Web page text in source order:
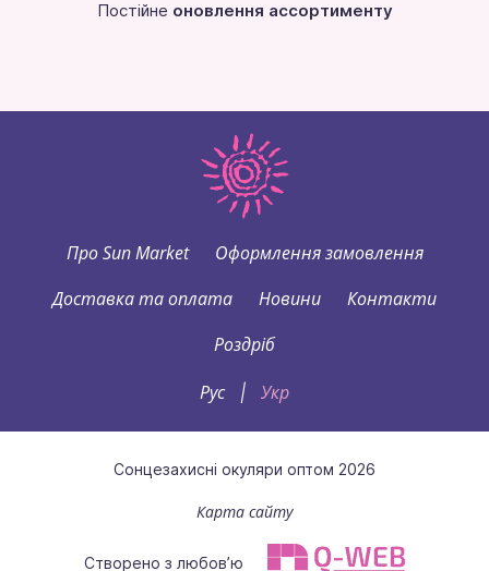
Постійне оновлення ассортименту
Про Sun Market
Оформлення замовлення
Доставка та оплата
Новини
Контакти
Роздріб
Рус
| Укр
Сонцезахисні окуляри оптом 2026
Карта сайту
Створено з любов’ю